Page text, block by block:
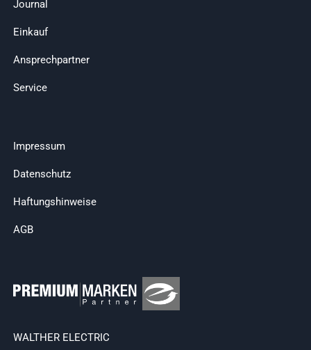
Journal
Einkauf
Ansprechpartner
Service
Impressum
Datenschutz
Haftungshinweise
AGB
WALTHER ELECTRIC